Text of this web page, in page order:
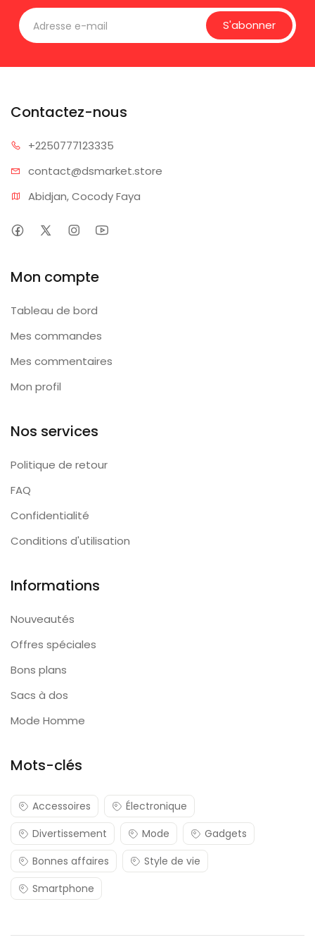
S'abonner
Contactez-nous
+2250777123335
contact@dsmarket.store
Abidjan, Cocody Faya
Mon compte
Tableau de bord
Mes commandes
Mes commentaires
Mon profil
Nos services
Politique de retour
FAQ
Confidentialité
Conditions d'utilisation
Informations
Nouveautés
Offres spéciales
Bons plans
Sacs à dos
Mode Homme
Mots-clés
Accessoires
Électronique
Divertissement
Mode
Gadgets
Bonnes affaires
Style de vie
Smartphone